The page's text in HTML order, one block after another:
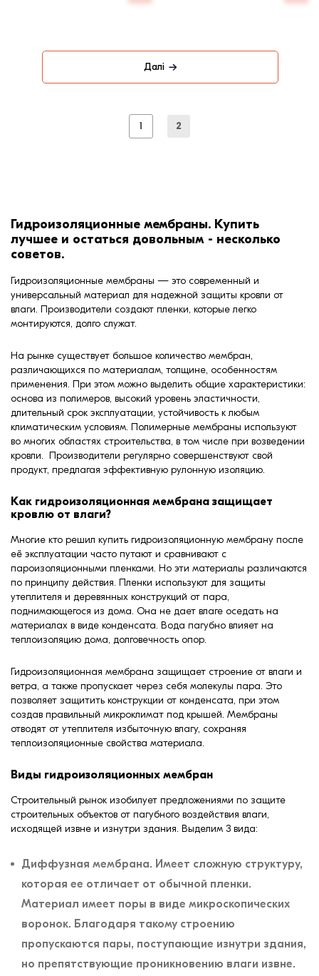
1 2
Далі
Гидроизоляционные мембраны. Купить
лучшее и остаться довольным - несколько
советов.
Гидроизоляционные мембраны — это современный и
универсальный материал для надежной защиты кровли от
влаги. Производители создают пленки, которые легко
монтируются, долго служат.
На рынке существует большое количество мембран,
различающихся по материалам, толщине, особенностям
применения. При этом можно выделить общие характеристики:
основа из полимеров, высокий уровень эластичности,
длительный срок эксплуатации, устойчивость к любым
климатическим условиям. Полимерные мембраны используют
во многих областях строительства, в том числе при возведении
кровли. Производители регулярно совершенствуют свой
продукт, предлагая эффективную рулонную изоляцию.
Как гидроизоляционная мембрана защищает
кровлю от влаги?
Многие кто решил купить гидроизоляционную мембрану после
её эксплуатации часто путают и сравнивают с
пароизоляционными пленками. Но эти материалы различаются
по принципу действия. Пленки используют для защиты
утеплителя и деревянных конструкций от пара,
поднимающегося из дома. Она не дает влаге оседать на
материалах в виде конденсата. Вода пагубно влияет на
теплоизоляцию дома, долговечность опор.
Гидроизоляционная мембрана защищает строение от влаги и
ветра, а также пропускает через себя молекулы пара. Это
позволяет защитить конструкции от конденсата, при этом
создав правильный микроклимат под крышей. Мембраны
отводят от утеплителя избыточную влагу, сохраняя
теплоизоляционные свойства материала.
Виды гидроизоляционных мембран
Строительный рынок изобилует предложениями по защите
строительных объектов от пагубного воздействия влаги,
исходящей извне и изнутри здания. Выделим 3 вида:
Диффузная мембрана. Имеет сложную структуру,
которая ее отличает от обычной пленки.
Материал имеет поры в виде микроскопических
воронок. Благодаря такому строению
пропускаются пары, поступающие изнутри здания,
но препятствующие проникновению влаги извне.